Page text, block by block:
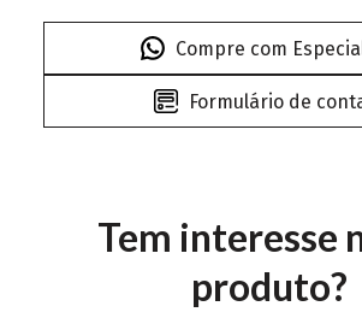
Compre com
Formulário de
Tem interesse
produto?